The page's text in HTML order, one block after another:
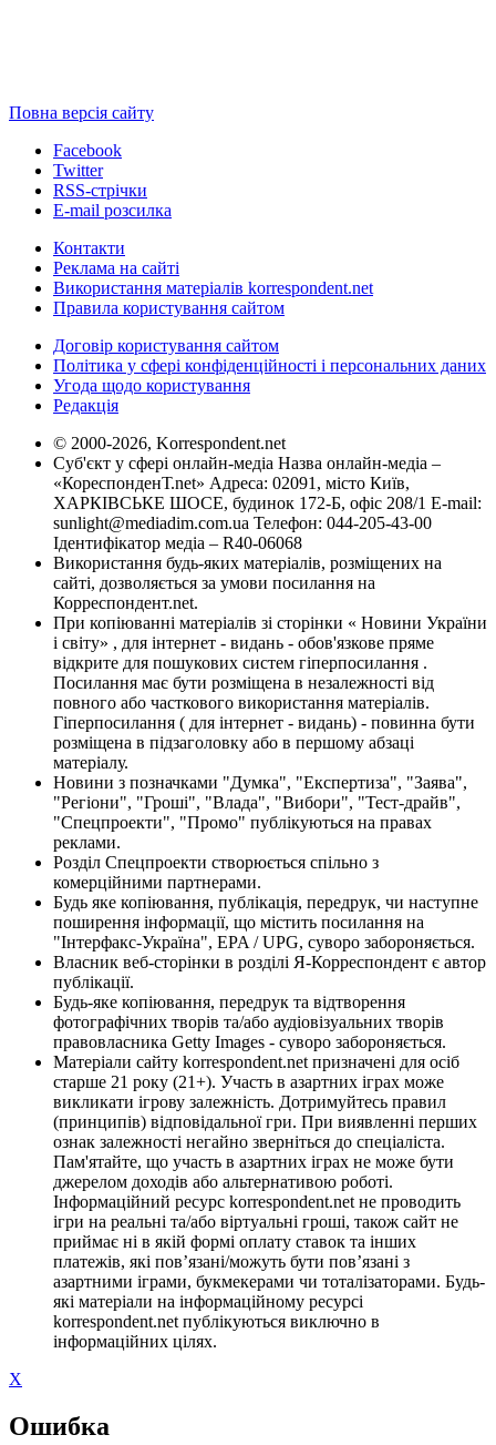
Повна версія сайту
Facebook
Twitter
RSS-стрічки
E-mail розсилка
Контакти
Реклама на сайті
Використання матеріалів korrespondent.net
Правила користування сайтом
Договір користування сайтом
Політика у сфері конфіденційності і персональних даних
Угода щодо користування
Редакція
© 2000-2026, Korrespondent.net
Суб'єкт у сфері онлайн-медіа Назва онлайн-медіа –
«КореспонденТ.net» Адреса: 02091, місто Київ,
ХАРКІВСЬКЕ ШОСЕ, будинок 172-Б, офіс 208/1 E-mail:
sunlight@mediadim.com.ua Телефон: 044-205-43-00
Ідентифікатор медіа – R40-06068
Використання будь-яких матеріалів, розміщених на
сайті, дозволяється за умови посилання на
Корреспондент.net.
При копіюванні матеріалів зі сторінки « Новини України
і світу» , для інтернет - видань - обов'язкове пряме
відкрите для пошукових систем гіперпосилання .
Посилання має бути розміщена в незалежності від
повного або часткового використання матеріалів.
Гіперпосилання ( для інтернет - видань) - повинна бути
розміщена в підзаголовку або в першому абзаці
матеріалу.
Новини з позначками "Думка", "Експертиза", "Заява",
"Регіони", "Гроші", "Влада", "Вибори", "Тест-драйв",
"Спецпроекти", "Промо" публікуються на правах
реклами.
Розділ Спецпроекти створюється спільно з
комерційними партнерами.
Будь яке копіювання, публікація, передрук, чи наступне
поширення інформації, що містить посилання на
"Інтерфакс-Україна", EPA / UPG, суворо забороняється.
Власник веб-сторінки в розділі Я-Корреспондент є автор
публікації.
Будь-яке копіювання, передрук та відтворення
фотографічних творів та/або аудіовізуальних творів
правовласника Getty Images - суворо забороняється.
Матеріали сайту korrespondent.net призначені для осіб
старше 21 року (21+). Участь в азартних іграх може
викликати ігрову залежність. Дотримуйтесь правил
(принципів) відповідальної гри. При виявленні перших
ознак залежності негайно зверніться до спеціаліста.
Пам'ятайте, що участь в азартних іграх не може бути
джерелом доходів або альтернативою роботі.
Інформаційний ресурс korrespondent.net не проводить
ігри на реальні та/або віртуальні гроші, також сайт не
приймає ні в якій формі оплату ставок та інших
платежів, які пов’язані/можуть бути пов’язані з
азартними іграми, букмекерами чи тоталізаторами. Будь-
які матеріали на інформаційному ресурсі
korrespondent.net публікуються виключно в
інформаційних цілях.
X
Ошибка